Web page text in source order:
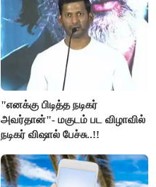
"எனக்கு பிடித்த நடிகர்
அவர்தான்"- மகுடம் பட விழாவில்
நடிகர் விஷால் பேச்சு..!!